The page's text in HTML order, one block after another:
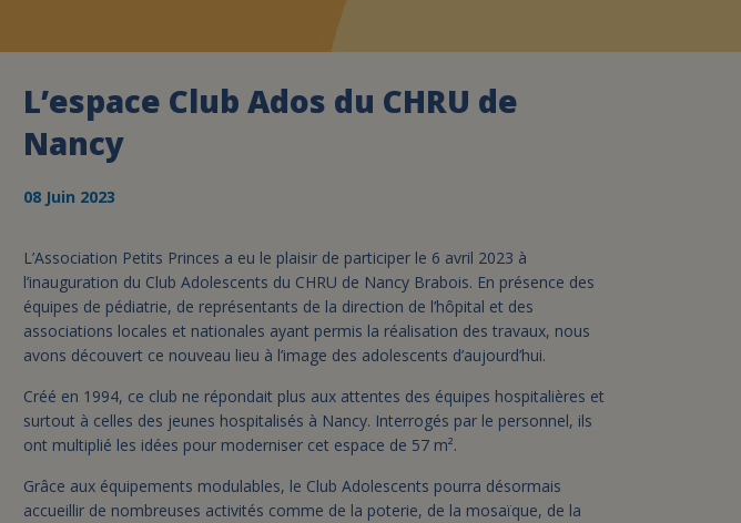
L’espace Club Ados du CHRU de
Nancy
08 Juin 2023
L’Association Petits Princes a eu le plaisir de participer le 6 avril 2023 à
l’inauguration du Club Adolescents du CHRU de Nancy Brabois. En présence des
équipes de pédiatrie, de représentants de la direction de l’hôpital et des
associations locales et nationales ayant permis la réalisation des travaux, nous
avons découvert ce nouveau lieu à l’image des adolescents d’aujourd’hui.
Créé en 1994, ce club ne répondait plus aux attentes des équipes hospitalières et
surtout à celles des jeunes hospitalisés à Nancy. Interrogés par le personnel, ils
ont multiplié les idées pour moderniser cet espace de 57 m².
Grâce aux équipements modulables, le Club Adolescents pourra désormais
accueillir de nombreuses activités comme de la poterie, de la mosaïque, de la